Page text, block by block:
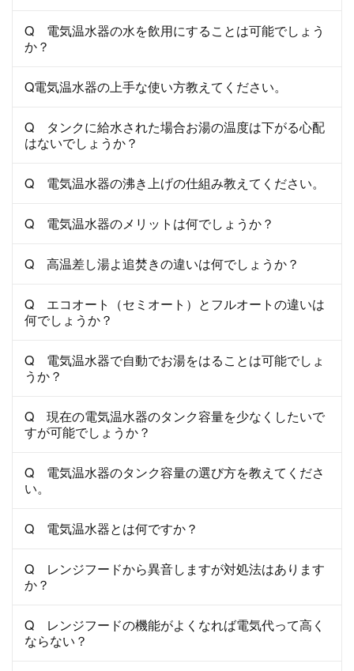
Q 電気温水器の水を飲用にすることは可能でしょう
か？
Q電気温水器の上手な使い方教えてください。
Q タンクに給水された場合お湯の温度は下がる心配
はないでしょうか？
Q 電気温水器の沸き上げの仕組み教えてください。
Q 電気温水器のメリットは何でしょうか？
Q 高温差し湯よ追焚きの違いは何でしょうか？
Q エコオート（セミオート）とフルオートの違いは
何でしょうか？
Q 電気温水器で自動でお湯をはることは可能でしょ
うか？
Q 現在の電気温水器のタンク容量を少なくしたいで
すが可能でしょうか？
Q 電気温水器のタンク容量の選び方を教えてくださ
い。
Q 電気温水器とは何ですか？
Q レンジフードから異音しますが対処法はあります
か？
Q レンジフードの機能がよくなれば電気代って高く
ならない？